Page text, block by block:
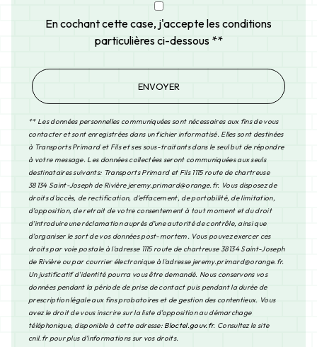
En cochant cette case, j'accepte les conditions
particulières ci-dessous **
ENVOYER
** Les données personnelles communiquées sont nécessaires aux fins de vous
contacter et sont enregistrées dans un fichier informatisé. Elles sont destinées
à Transports Primard et Fils et ses sous-traitants dans le seul but de répondre
à votre message. Les données collectées seront communiquées aux seuls
destinataires suivants: Transports Primard et Fils 1115 route de chartreuse
38134 Saint-Joseph de Rivière jeremy.primard@orange.fr. Vous disposez de
droits d’accès, de rectification, d’effacement, de portabilité, de limitation,
d’opposition, de retrait de votre consentement à tout moment et du droit
d’introduire une réclamation auprès d’une autorité de contrôle, ainsi que
d’organiser le sort de vos données post-mortem. Vous pouvez exercer ces
droits par voie postale à l'adresse 1115 route de chartreuse 38134 Saint-Joseph
de Rivière ou par courrier électronique à l'adresse jeremy.primard@orange.fr.
Un justificatif d'identité pourra vous être demandé. Nous conservons vos
données pendant la période de prise de contact puis pendant la durée de
prescription légale aux fins probatoires et de gestion des contentieux. Vous
avez le droit de vous inscrire sur la liste d'opposition au démarchage
téléphonique, disponible à cette adresse: Bloctel.gouv.fr. Consultez le site
cnil.fr pour plus d’informations sur vos droits.